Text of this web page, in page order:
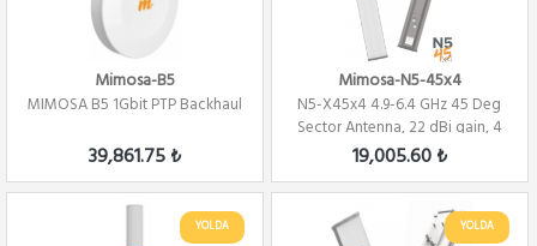
Mimosa-B5
MIMOSA B5 1Gbit PTP Backhaul
39,861.75 ₺
Mimosa-N5-45x4
N5-X45x4 4.9-6.4 GHz 45 Deg
Sector Antenna, 22 dBi gain, 4
Port Se...
19,005.60 ₺
YOLDA YOLDA